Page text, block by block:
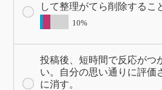
して整理がてら削除するこ
10%
投稿後、短時間で反応がつ
い。自分の思い通りに評価
に消す。